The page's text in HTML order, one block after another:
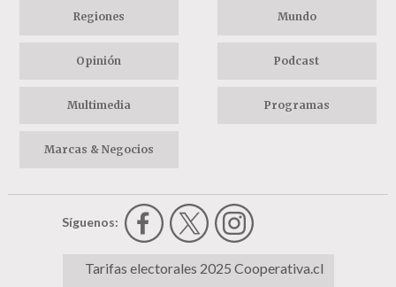
Regiones Mundo
Opinión Podcast
Multimedia Programas
Marcas & Negocios
Síguenos:
Tarifas electorales 2025 Cooperativa.cl